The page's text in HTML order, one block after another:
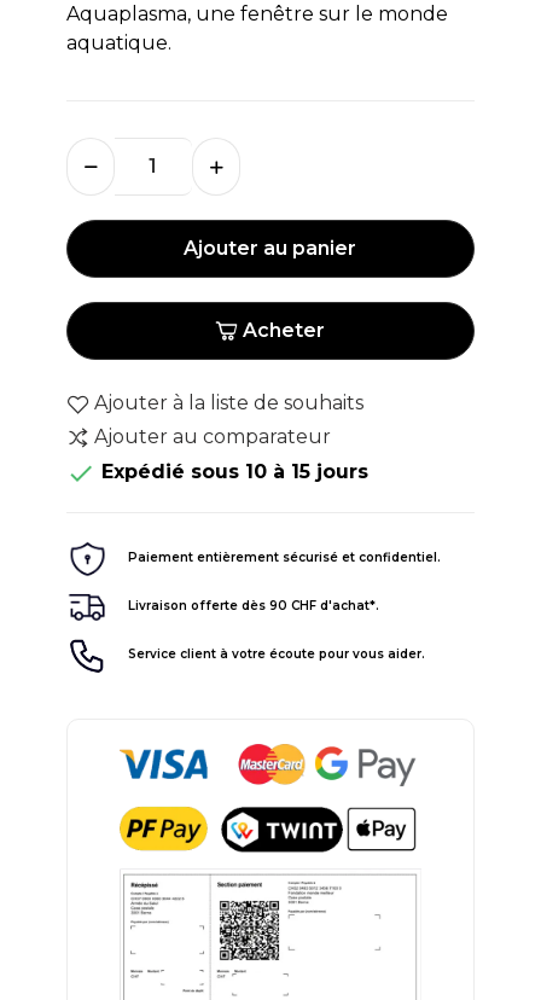
Aquaplasma, une fenêtre sur le monde
aquatique.
Ajouter au panier
Acheter
Ajouter à la liste de souhaits
Ajouter au comparateur
 Expédié sous 10 à 15 jours
Paiement entièrement sécurisé et confidentiel.
Livraison offerte dès 90 CHF d'achat*.
Service client à votre écoute pour vous aider.